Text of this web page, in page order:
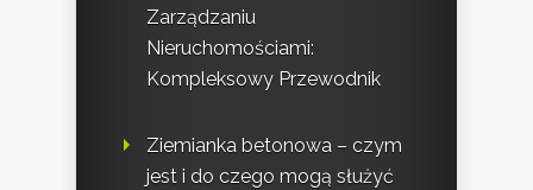
Zarządzaniu
Nieruchomościami:
Kompleksowy Przewodnik
Ziemianka betonowa – czym
jest i do czego mogą służyć